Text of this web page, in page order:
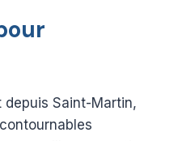
depuis Saint-Martin,